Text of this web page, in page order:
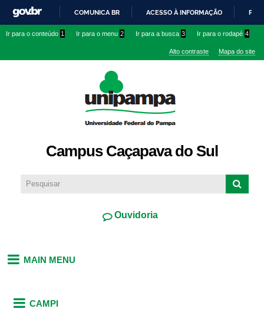
conteúdo
IR
O
COMUNICA BR ACESSO À INFORMAÇÃO
Ir para o conteúdo 1 Ir para o menu 2 Ir para a busca 3 Ir para o rodapé 4
Alto contraste Mapa do site
Campus Caçapava do Sul
Ouvidoria
MAIN MENU
CAMPI